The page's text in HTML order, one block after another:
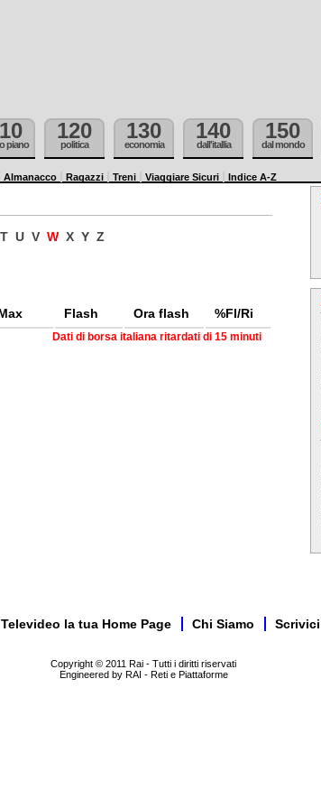
piano
120
politica
130
economia
140
dall'itallia
150
dal mondo
Almanacco Ragazzi Treni Viaggiare Sicuri Indice A-Z
T U V W X Y Z
Flash Ora flash %Fl/Ri
Dati di borsa italiana ritardati di 15 minuti
la tua Home Page Chi Siamo Scrivici
Copyright © 2011 Rai - Tutti i diritti riservati
Engineered by RAI - Reti e Piattaforme